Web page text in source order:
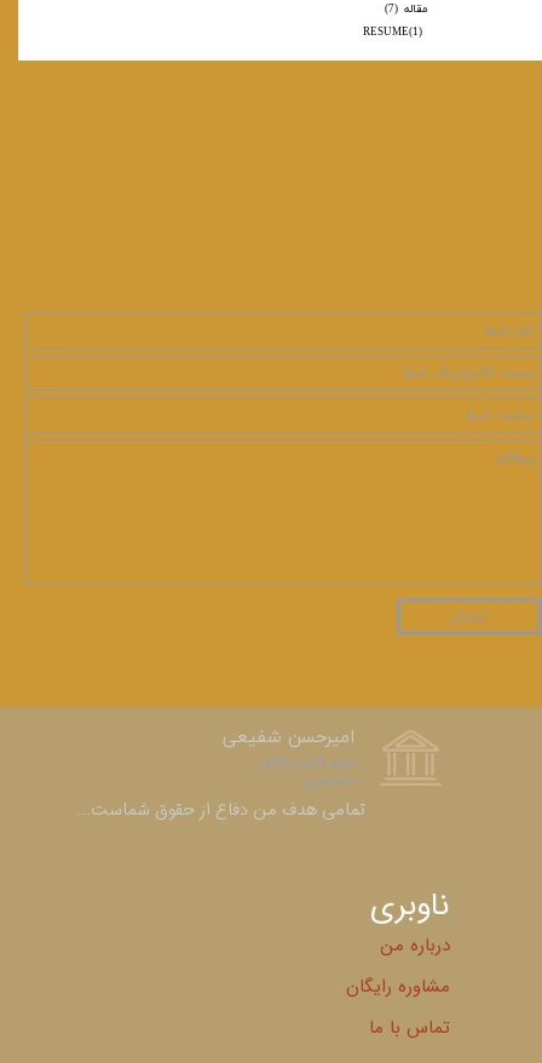
ارسال
مقاله (7)
RESUME(1)
امیرحسن شفیعی
عضو کانون وکلای
دادگستری​​​​​​​
​​​​​​​تمامی هدف من دفاع از حقوق شماست...
ناوبری
درباره من
مشاوره رایگان
تماس با ما